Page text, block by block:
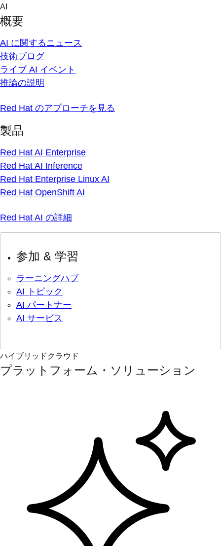
Skip
content
AI
概要
AI に関するニュース
技術ブログ
ライブ AI イベント
推論の説明
Red Hat のアプローチを見る
製品
Red Hat AI Enterprise
Red Hat AI Inference
Red Hat Enterprise Linux AI
Red Hat OpenShift AI
Red Hat AI の詳細
参加 & 学習
ラーニングハブ
AI トピック
AI パートナー
AI サービス
ハイブリッドクラウド
プラットフォーム・ソリューション